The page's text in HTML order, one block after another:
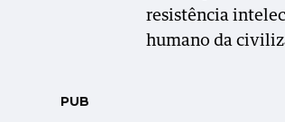
resistência
humano da
PUB